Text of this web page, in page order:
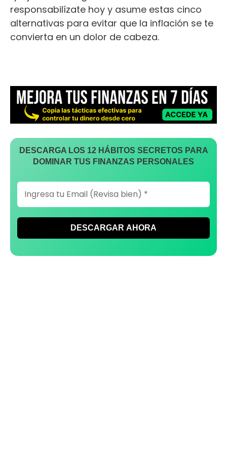
responsabilízate hoy y asume estas cinco
alternativas para evitar que la inflación se te
convierta en un dolor de cabeza.
DESCARGA LOS 12 HÁBITOS SECRETOS PARA
DOMINAR TUS FINANZAS PERSONALES